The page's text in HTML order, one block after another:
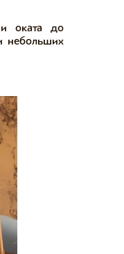
оката до
небольших